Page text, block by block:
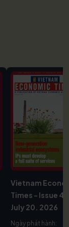
Vietnam
Times - Issue
July 20. 2026
Ngày phát hành: